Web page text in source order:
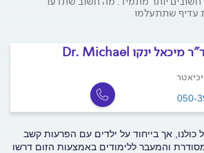
עדיף שתתעלמו
ד"ר מיכאל ינקו Dr. Michael
050-
אך בייחוד על ילדים עם הפרעות קשב
והמעבר ללימודים באמצעות הזום דרשו